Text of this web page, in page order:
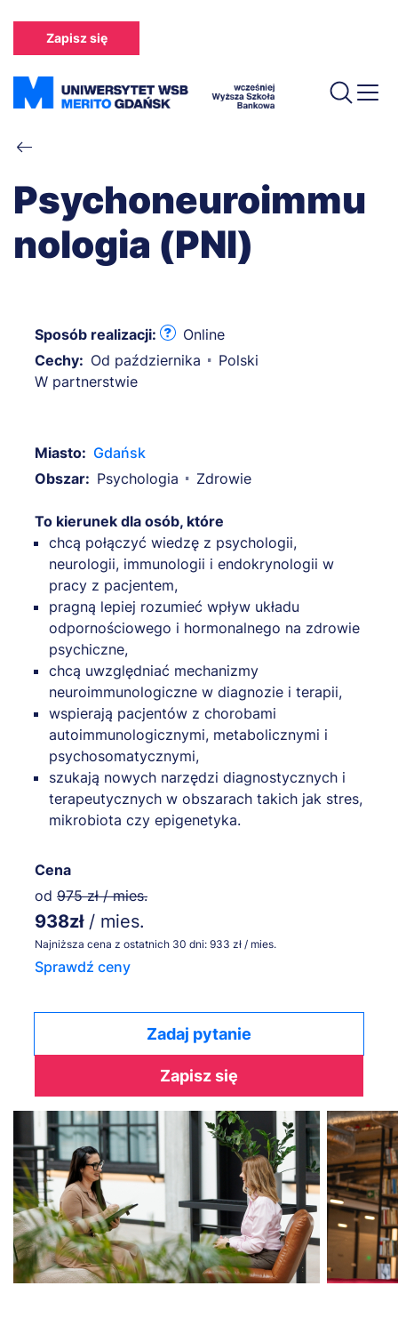
treści
Zapisz się
Ścieżka
nawigacyjna
Psychoneuroimmu
nologia (PNI)
Sposób realizacji:
Online
Cechy: Od października
Polski
W partnerstwie
Miasto: Gdańsk
Obszar: Psychologia Zdrowie
To kierunek dla osób, które
chcą połączyć wiedzę z psychologii,
neurologii, immunologii i endokrynologii w
pracy z pacjentem,
pragną lepiej rozumieć wpływ układu
odpornościowego i hormonalnego na zdrowie
psychiczne,
chcą uwzględniać mechanizmy
neuroimmunologiczne w diagnozie i terapii,
wspierają pacjentów z chorobami
autoimmunologicznymi, metabolicznymi i
psychosomatycznymi,
szukają nowych narzędzi diagnostycznych i
terapeutycznych w obszarach takich jak stres,
mikrobiota czy epigenetyka.
Cena
od 975 zł / mies.
938zł / mies.
Najniższa cena z ostatnich 30 dni: 933 zł / mies.
Sprawdź ceny
Zadaj pytanie
Zapisz się